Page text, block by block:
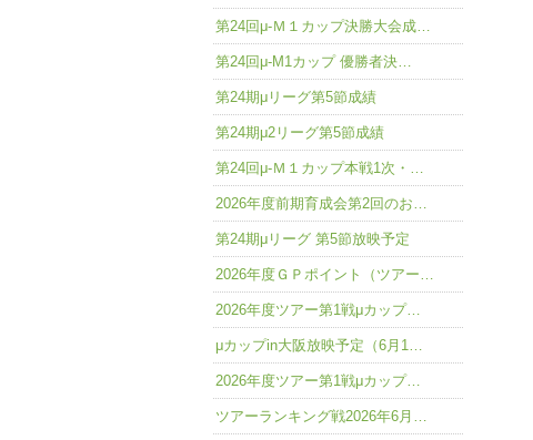
第24回μ-Ｍ１カップ決勝大会成…
第24回μ-M1カップ 優勝者決…
第24期μリーグ第5節成績
第24期μ2リーグ第5節成績
第24回μ-Ｍ１カップ本戦1次・…
2026年度前期育成会第2回のお…
第24期μリーグ 第5節放映予定
2026年度ＧＰポイント（ツアー…
2026年度ツアー第1戦μカップ…
μカップin大阪放映予定（6月1…
2026年度ツアー第1戦μカップ…
ツアーランキング戦2026年6月…